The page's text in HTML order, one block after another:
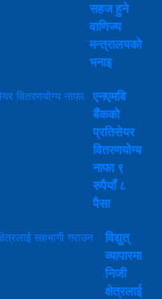
सहज हुने
वाणिज्य
मन्त्रालयको
भनाइ
एनएमबि
बैंकको
प्रतिसेयर
वितरणयोग्य
नाफा ९
रुपैयाँ ८
पैसा
विद्युत्
व्यापारमा
निजी
क्षेत्रलाई